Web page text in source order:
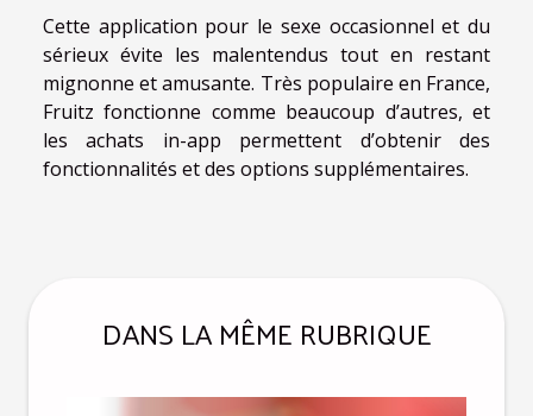
Cette application pour le sexe occasionnel et du
sérieux évite les malentendus tout en restant
mignonne et amusante. Très populaire en France,
Fruitz fonctionne comme beaucoup d’autres, et
les achats in-app permettent d’obtenir des
fonctionnalités et des options supplémentaires.
DANS LA MÊME RUBRIQUE